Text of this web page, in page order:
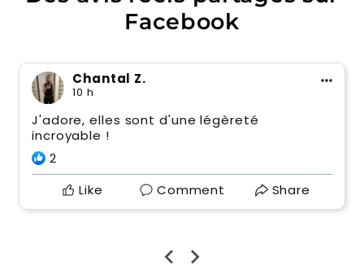
Facebook
Chantal Z.
10 h
J'adore, elles sont d'une légèreté
incroyable !
2
Like
Comment Share